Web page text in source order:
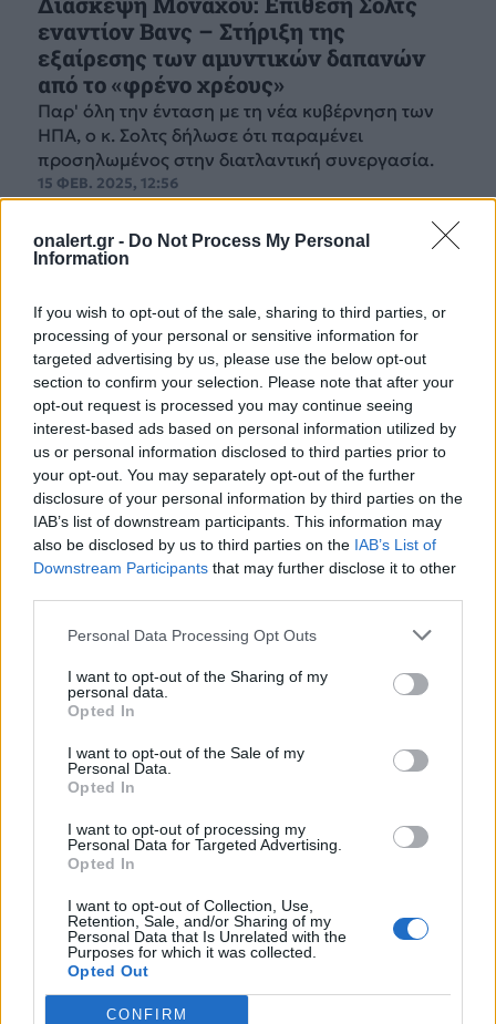
onalert.gr - Do Not Process My Personal
Information
If you wish to opt-out of the sale, sharing to third parties, or
processing of your personal or sensitive information for
targeted advertising by us, please use the below opt-out
section to confirm your selection. Please note that after your
opt-out request is processed you may continue seeing
interest-based ads based on personal information utilized by
us or personal information disclosed to third parties prior to
your opt-out. You may separately opt-out of the further
disclosure of your personal information by third parties on the
IAB’s list of downstream participants. This information may
also be disclosed by us to third parties on the IAB’s List of
Downstream Participants that may further disclose it to other
Personal Data Processing Opt Outs
I want to opt-out of the Sharing of my
personal data.
Opted In
I want to opt-out of the Sale of my
Personal Data.
Opted In
I want to opt-out of processing my
Personal Data for Targeted Advertising.
Opted In
I want to opt-out of Collection, Use,
Retention, Sale, and/or Sharing of my
Personal Data that Is Unrelated with the
Purposes for which it was collected.
Opted Out
CONFIRM
εναντίον Βανς – Στήριξη της
εξαίρεσης των αμυντικών δαπανών
από το «φρένο χρέους»
Παρ' όλη την ένταση με τη νέα κυβέρνηση των
ΗΠΑ, ο κ. Σολτς δήλωσε ότι παραμένει
προσηλωμένος στην διατλαντική συνεργασία.
15 ΦΕΒ. 2025, 12:56
Γερμανία: Οι δύο «μονομάχοι» Σολτς
και Μερτς απορρίπτουν τις δηλώσεις
του Τζέι Ντι Βανς
εκνευριστικά και δεν μπορούν απλώς να
σχολιαστούν απορριπτικά και να
15 ΦΕΒ. 2025, 11:29